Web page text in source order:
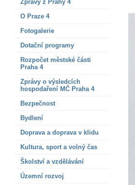
Zprávy z Prahy 4
O Praze 4
Fotogalerie
Dotační programy
Rozpočet městské části
Praha 4
Zprávy o výsledcích
hospodaření MČ Praha 4
Bezpečnost
Bydlení
Doprava a doprava v klidu
Kultura, sport a volný čas
Školství a vzdělávání
Územní rozvoj